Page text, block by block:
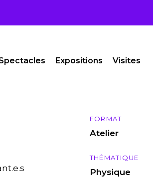
Expositions Visites
FORMAT
Atelier
THÉMATIQUE
Physique